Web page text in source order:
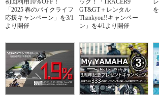
初回利用10％OFF！
「2025 春のバイクライフ
応援キャンペーン」を3/1
より開催
ック！「TRACER9
GT&GT＋レンタル
Thankyou!!キャンペー
ン」を4/1より開催